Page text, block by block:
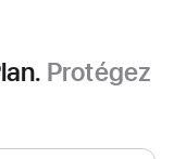
Protégez